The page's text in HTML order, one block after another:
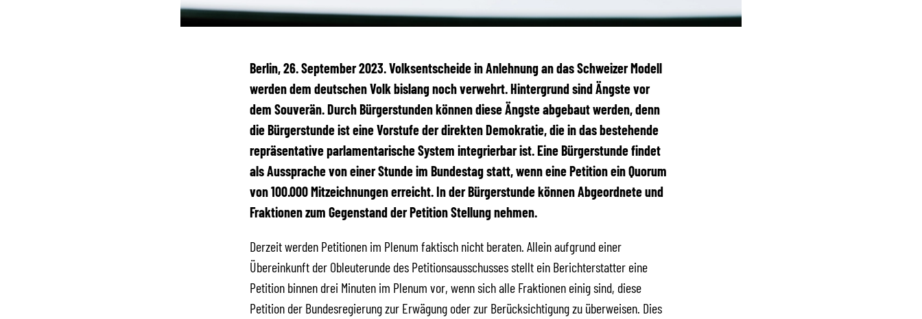
Berlin, 26. September 2023. Volksentscheide in Anlehnung an das Schweizer Modell
werden dem deutschen Volk bislang noch verwehrt. Hintergrund sind Ängste vor
dem Souverän. Durch Bürgerstunden können diese Ängste abgebaut werden, denn
die Bürgerstunde ist eine Vorstufe der direkten Demokratie, die in das bestehende
repräsentative parlamentarische System integrierbar ist. Eine Bürgerstunde findet
als Aussprache von einer Stunde im Bundestag statt, wenn eine Petition ein Quorum
von 100.000 Mitzeichnungen erreicht. In der Bürgerstunde können Abgeordnete und
Fraktionen zum Gegenstand der Petition Stellung nehmen.
Derzeit werden Petitionen im Plenum faktisch nicht beraten. Allein aufgrund einer
Übereinkunft der Obleuterunde des Petitionsausschusses stellt ein Berichterstatter eine
Petition binnen drei Minuten im Plenum vor, wenn sich alle Fraktionen einig sind, diese
Petition der Bundesregierung zur Erwägung oder zur Berücksichtigung zu überweisen. Dies